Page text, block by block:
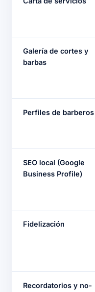
Galería de cortes y
barbas
Perfiles de barberos
SEO local (Google
Business Profile)
Fidelización
Recordatorios y no-